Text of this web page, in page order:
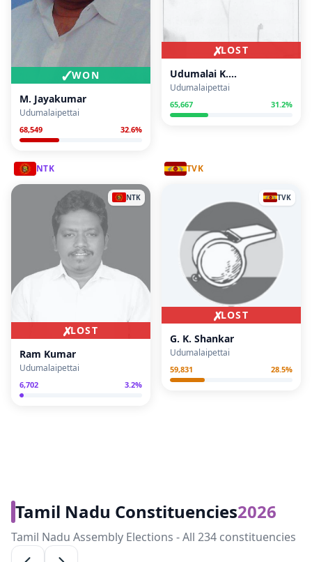
✓WON
M. Jayakumar
Udumalaipettai
68,549 32.6%
✗LOST
Udumalai K.
Radhakrishnan
Udumalaipettai
65,667 31.2%
NTK
✗LOST
NTK
Ram Kumar
Udumalaipettai
6,702 3.2%
TVK
✗LOST
TVK
G. K. Shankar
Udumalaipettai
59,831 28.5%
Tamil Nadu Constituencies2026
Tamil Nadu Assembly Elections - All 234 constituencies